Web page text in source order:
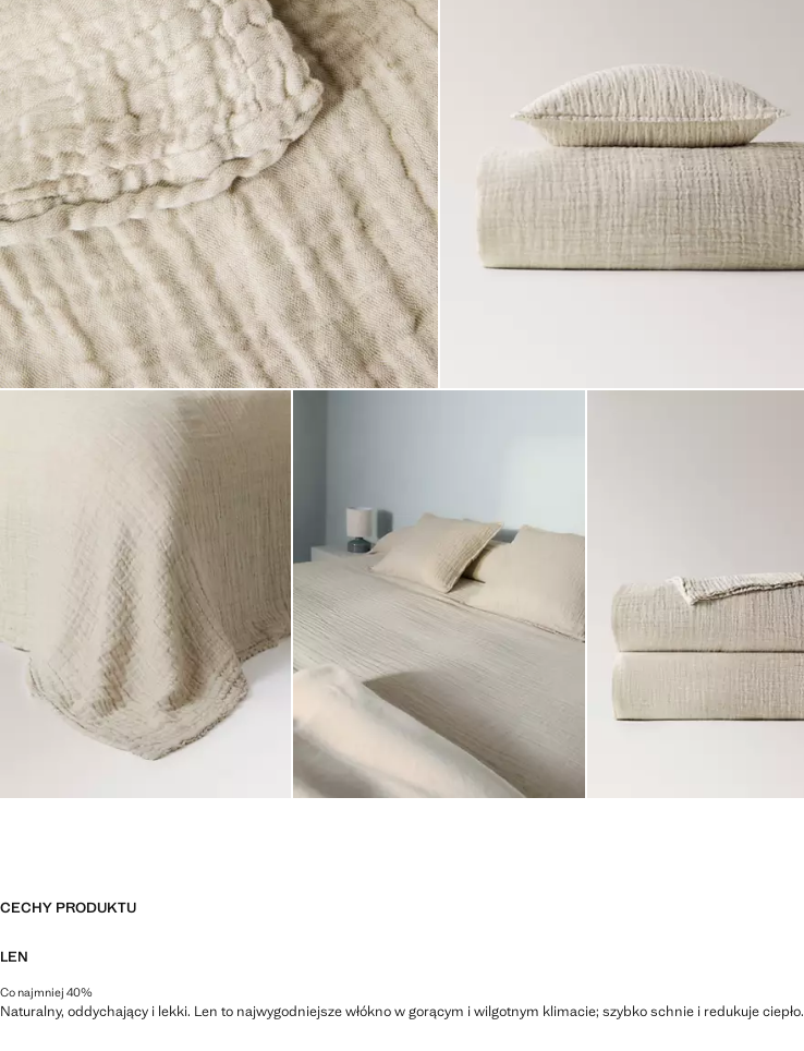
CECHY PRODUKTU
LEN
Co najmniej 40%
Naturalny, oddychający i lekki. Len to najwygodniejsze włókno w gorącym i wilgotnym klimacie; szybko schnie i redukuje ciepło.